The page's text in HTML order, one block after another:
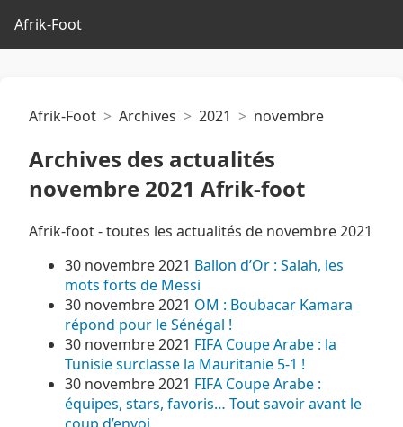
Afrik-Foot
Afrik-Foot Archives 2021 novembre
Archives des actualités
novembre 2021 Afrik-foot
Afrik-foot - toutes les actualités de novembre 2021
30 novembre 2021 Ballon d’Or : Salah, les
mots forts de Messi
30 novembre 2021 OM : Boubacar Kamara
répond pour le Sénégal !
30 novembre 2021 FIFA Coupe Arabe : la
Tunisie surclasse la Mauritanie 5-1 !
30 novembre 2021 FIFA Coupe Arabe :
équipes, stars, favoris… Tout savoir avant le